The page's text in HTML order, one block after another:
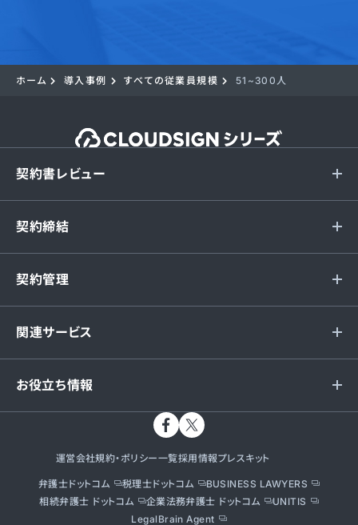
ホーム 導入事例 すべての従業員規模 51~300人
契約書レビュー
契約締結
契約管理
関連サービス
お役立ち情報
運営会社規約・ポリシー一覧採用情報プレスキット
弁護士ドットコム 税理士ドットコム
BUSINESS LAWYERS
相続弁護士 ドットコム
企業法務弁護士 ドットコム
UNITIS
LegalBrain Agent